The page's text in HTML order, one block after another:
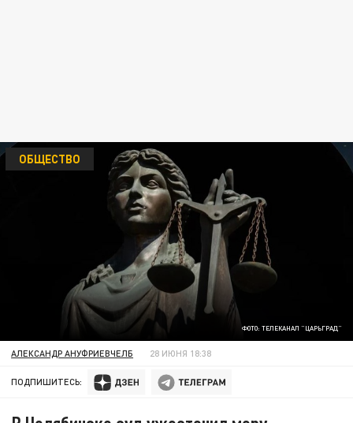
ФОТО: ТЕЛЕКАНАЛ "ЦАРЬГРАД"
ОБЩЕСТВО
АЛЕКСАНДР АНУФРИЕВЧЕЛБ 28 ИЮНЯ 18:38
ПОДПИШИТЕСЬ: